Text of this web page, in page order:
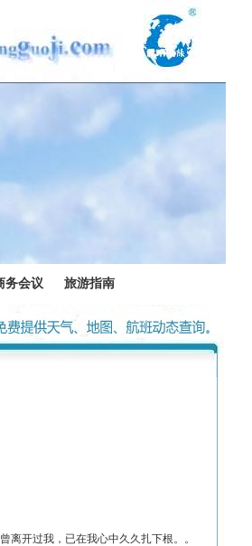
务会议 旅游指南
开过我，已在我心中久久扎下根。。